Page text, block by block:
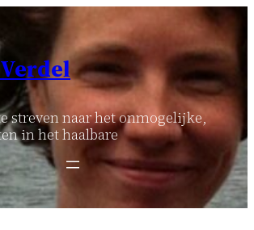
streven naar het onmogelijke,
in het haalbare